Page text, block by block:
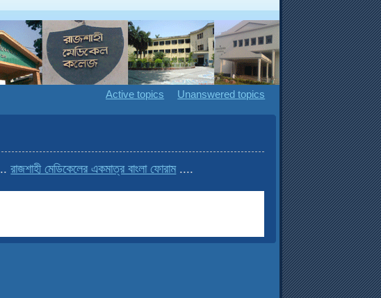
Active topics Unanswered topics
রাজশাহী মেডিকেলের একমাত্র বাংলা ফোরাম....